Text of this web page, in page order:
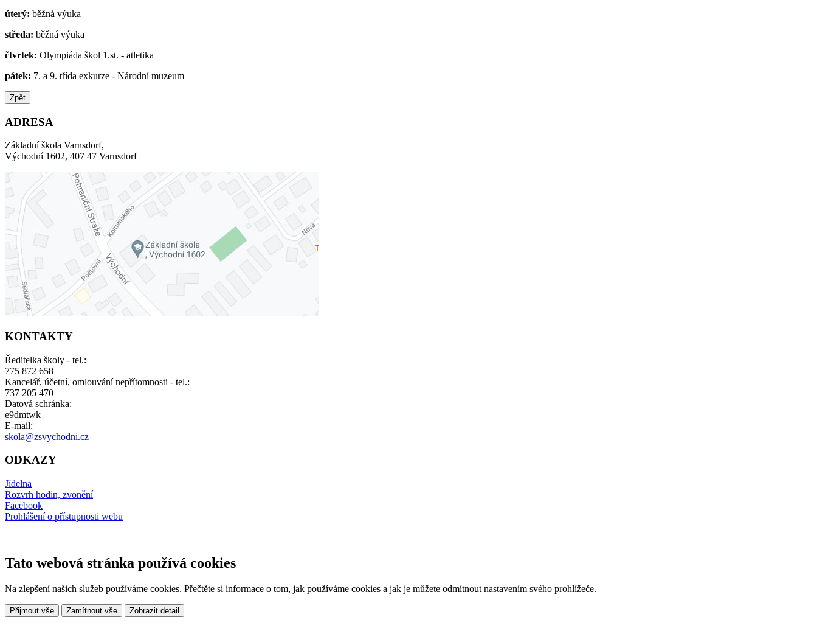
úterý: běžná výuka
středa: běžná výuka
čtvrtek: Olympiáda škol 1.st. - atletika
pátek: 7. a 9. třída exkurze - Národní muzeum
Zpět
ADRESA
Základní škola Varnsdorf,
Východní 1602, 407 47 Varnsdorf
KONTAKTY
Ředitelka školy - tel.:
775 872 658
Kancelář, účetní, omlouvání nepřítomnosti - tel.:
737 205 470
Datová schránka:
e9dmtwk
E-mail:
skola@zsvychodni.cz
ODKAZY
Jídelna
Rozvrh hodin, zvonění
Facebook
Prohlášení o přístupnosti webu
Tato webová stránka používá cookies
Na zlepšení našich služeb používáme cookies. Přečtěte si informace o tom, jak používáme cookies a jak je můžete odmítnout nastavením svého prohlížeče.
Přijmout vše Zamítnout vše Zobrazit detail